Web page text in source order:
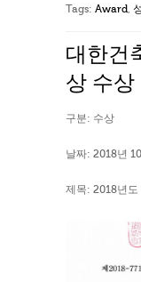
Tags: Award
대한건
상 수상
구분: 수상
날짜: 2018년
제목: 2018년도